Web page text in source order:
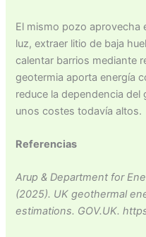
El mismo pozo aprovecha
luz, extraer litio de baja
calentar barrios mediante
geotermia aporta energía
reduce la dependencia del
unos costes todavía altos.
Referencias
Arup & Department for
(2025). UK geothermal
estimations. GOV.UK.